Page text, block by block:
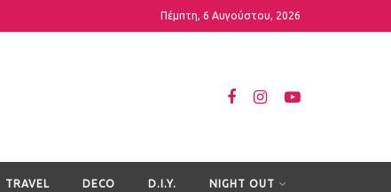
Πέμπτη, 6 Αυγούστου, 2026
TRAVEL DECO D.I.Y. NIGHT OUT